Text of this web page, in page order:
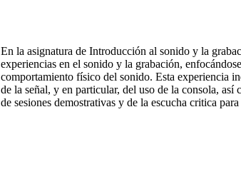
En la asignatura de Introducción al sonido y la
experiencias en el sonido y la grabación,
comportamiento físico del sonido. Esta experiencia
de la señal, y en particular, del uso de la consola,
de sesiones demostrativas y de la escucha critica